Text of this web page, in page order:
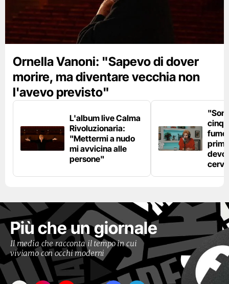
Ornella Vanoni: "Sapevo di dover
morire, ma diventare vecchia non
l'avevo previsto"
L'album live Calma
Rivoluzionaria:
"Mettermi a nudo
mi avvicina alle
persone"
fumo
devo
Più che un giornale
Il media che racconta il tempo in cui
viviamo con occhi moderni